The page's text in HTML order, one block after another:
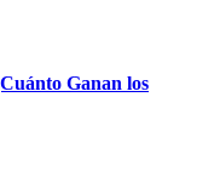
Ganan los